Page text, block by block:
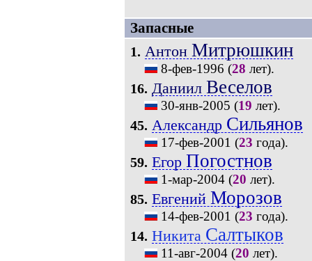
Запасные
1. Антон Митрюшкин
8-фев-1996 (28 лет).
16. Даниил Веселов
30-янв-2005 (19 лет).
45. Александр Сильянов
17-фев-2001 (23 года).
59. Егор Погостнов
1-мар-2004(20 лет).
85. Евгений Морозов
14-фев-2001 (23 года).
14. Никита Салтыков
11-авг-2004(20 лет).